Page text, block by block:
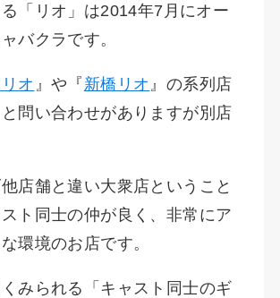
「リオ」は2014年7月にオー
バクラです。
オ 』や『 新橋リオ 』の系列店
問い合わせがありますが別店
店舗と違い大衆店ということ
ト同士の仲が良く、非常にア
環境のお店です。
みられる「キャスト同士のギ